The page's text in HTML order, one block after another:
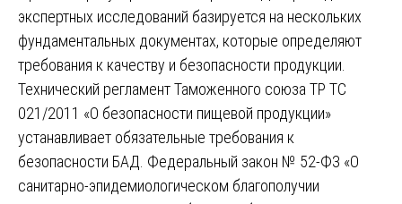
экспертных исследований базируется на нескольких
фундаментальных документах, которые определяют
требования к качеству и безопасности продукции.
Технический регламент Таможенного союза ТР ТС
021/2011 «О безопасности пищевой продукции»
устанавливает обязательные требования к
безопасности БАД. Федеральный закон № 52-ФЗ «О
санитарно-эпидемиологическом благополучии